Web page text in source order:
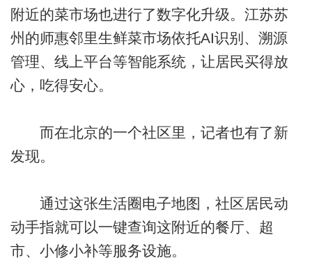
附近的菜市场也进行了数字化升级。江苏苏
州的师惠邻里生鲜菜市场依托AI识别、溯源
管理、线上平台等智能系统，让居民买得放
心，吃得安心。
而在北京的一个社区里，记者也有了新
发现。
通过这张生活圈电子地图，社区居民动
动手指就可以一键查询这附近的餐厅、超
市、小修小补等服务设施。